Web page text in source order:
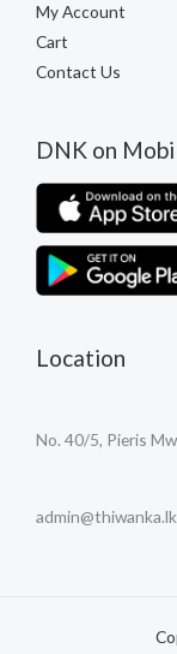
My Account
Cart
Contact Us
DNK on
Location
No. 40/5, Pieris
admin@thiwanka.lk